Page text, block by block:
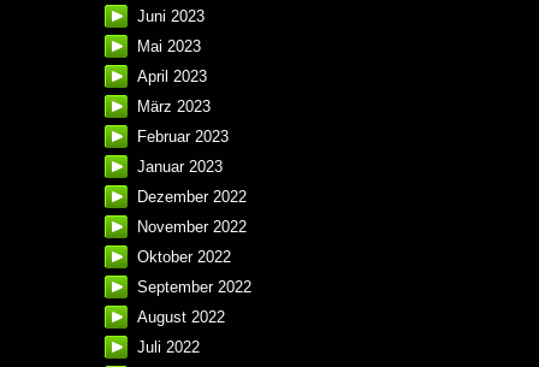
Juni 2023
Mai 2023
April 2023
März 2023
Februar 2023
Januar 2023
Dezember 2022
November 2022
Oktober 2022
September 2022
August 2022
Juli 2022